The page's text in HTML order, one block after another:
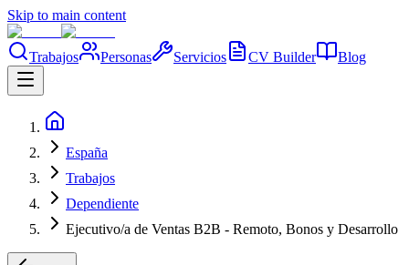
Skip to main content
Trabajos Personas Servicios CV Builder Blog
España
Trabajos
Dependiente
Ejecutivo/a de Ventas B2B - Remoto, Bonos y Desarrollo